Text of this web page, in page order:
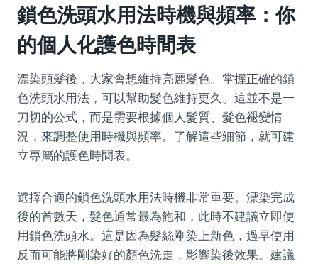
鎖色洗頭水用法時機與頻率：你
的個人化護色時間表
漂染頭髮後，大家會想維持亮麗髮色。掌握正確的鎖
色洗頭水用法，可以幫助髮色維持更久。這並不是一
刀切的公式，而是需要根據個人髮質、髮色褪變情
況，來調整使用時機與頻率。了解這些細節，就可建
立專屬的護色時間表。
選擇合適的鎖色洗頭水用法時機非常重要。漂染完成
後的首數天，髮色通常最為飽和，此時不建議立即使
用鎖色洗頭水。這是因為髮絲剛染上新色，過早使用
反而可能將剛染好的顏色洗走，影響染後效果。建議